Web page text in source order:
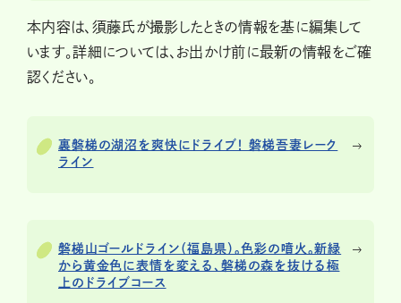
本内容は、須藤氏が撮影したときの情報を基に編集して
います。詳細については、お出かけ前に最新の情報をご確
認ください。
裏磐梯の湖沼を爽快にドライブ！ 磐梯吾妻レーク
ライン
磐梯山ゴールドライン（福島県）。色彩の噴火。新緑
から黄金色に表情を変える、磐梯の森を抜ける極
上のドライブコース